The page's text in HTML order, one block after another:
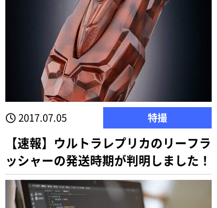
2017.07.05 特撮
【速報】ウルトラレプリカのリーフラ
ッシャーの発送時期が判明しました！